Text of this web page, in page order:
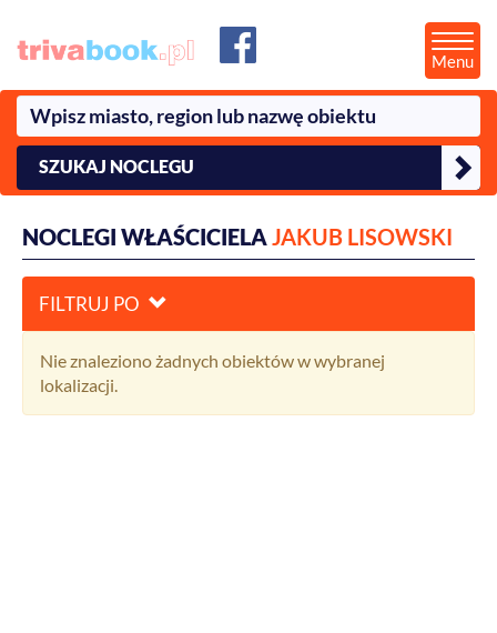
Menu
SZUKAJ NOCLEGU
NOCLEGI WŁAŚCICIELAJAKUB LISOWSKI
FILTRUJ PO
Nie znaleziono żadnych obiektów w wybranej
lokalizacji.